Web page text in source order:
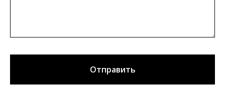
Отправить